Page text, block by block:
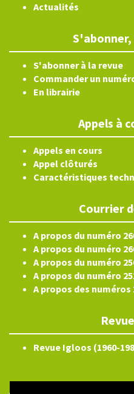
Actualités
S'abonner à la revue
Commander un
En librairie
Appels à
Appels en cours
Appel clôturés
Caractéristiques
Courrier
A propos du numéro
A propos du numéro
A propos du numéro
A propos du numéro
A propos des numéros
Revue Igloos (1960-